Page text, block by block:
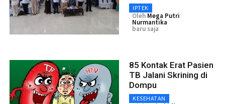
IPTEK
Oleh Mega Putri
Nurmantika
baru saja
85 Kontak Erat Pasien
TB Jalani Skrining di
Dompu
KESEHATAN